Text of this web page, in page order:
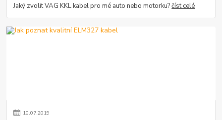
Jaký zvolit VAG KKL kabel pro mé auto nebo motorku?číst celé
10.07.2019